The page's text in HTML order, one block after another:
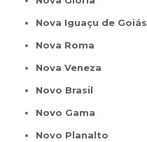
Nova Iguaçu de Goiás
Nova Roma
Nova Veneza
Novo Brasil
Novo Gama
Novo Planalto